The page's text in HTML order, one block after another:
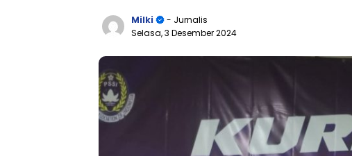
Milki
- Jurnalis
Selasa, 3 Desember 2024